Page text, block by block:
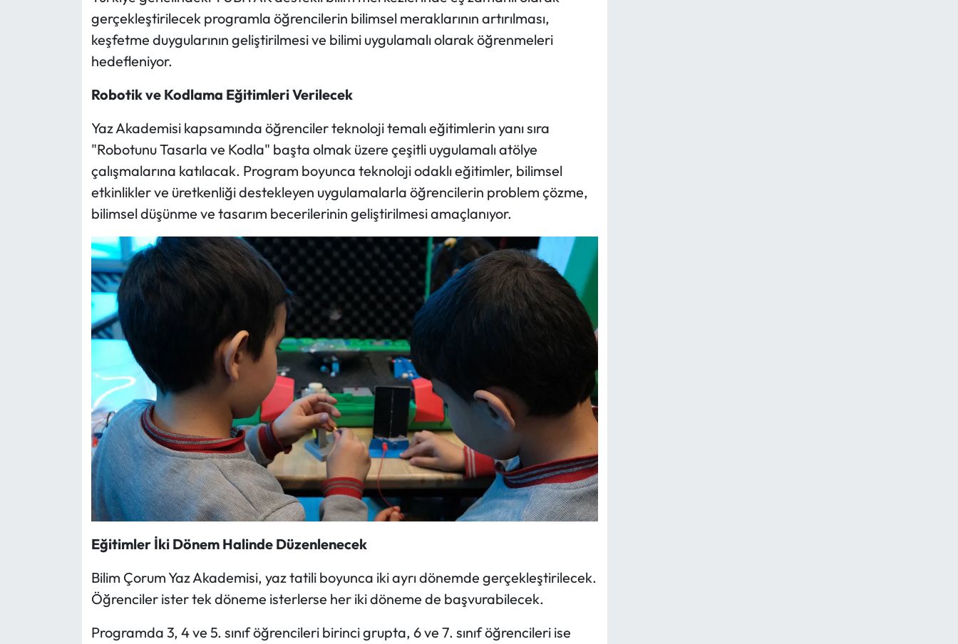
gerçekleştirilecek programla öğrencilerin bilimsel meraklarının artırılması,
keşfetme duygularının geliştirilmesi ve bilimi uygulamalı olarak öğrenmeleri
hedefleniyor.
Robotik ve Kodlama Eğitimleri Verilecek
Yaz Akademisi kapsamında öğrenciler teknoloji temalı eğitimlerin yanı sıra
"Robotunu Tasarla ve Kodla" başta olmak üzere çeşitli uygulamalı atölye
çalışmalarına katılacak. Program boyunca teknoloji odaklı eğitimler, bilimsel
etkinlikler ve üretkenliği destekleyen uygulamalarla öğrencilerin problem çözme,
bilimsel düşünme ve tasarım becerilerinin geliştirilmesi amaçlanıyor.
Eğitimler İki Dönem Halinde Düzenlenecek
Bilim Çorum Yaz Akademisi, yaz tatili boyunca iki ayrı dönemde gerçekleştirilecek.
Öğrenciler ister tek döneme isterlerse her iki döneme de başvurabilecek.
Programda 3, 4 ve 5. sınıf öğrencileri birinci grupta, 6 ve 7. sınıf öğrencileri ise
Mecitözü Haberleri
Oğuzlar Haberleri
Osmancık Haberleri
Otomotiv
Resmi İlan
Resmi Reklam
Sungurlu Haberleri
Uğurludağ Haberleri
Yayla Haber
Yemek Tarifleri